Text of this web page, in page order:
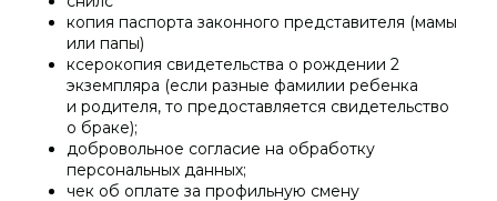
копия паспорта законного представителя (мамы
или папы)
ксерокопия свидетельства о рождении 2
экземпляра (если разные фамилии ребенка
и родителя, то предоставляется свидетельство
о браке);
добровольное согласие на обработку
персональных данных;
чек об оплате за профильную смену